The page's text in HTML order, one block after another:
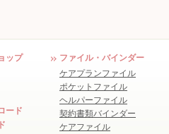
ップ
ード
ファイル・バインダー
ケアプランファイル
ポケットファイル
ヘルパーファイル
契約書類バインダー
ケアファイル